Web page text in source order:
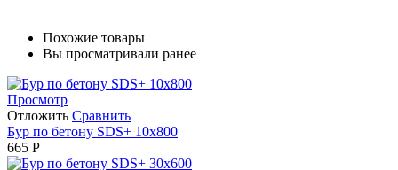
Похожие товары
Вы просматривали ранее
Просмотр
Отложить Сравнить
Бур по бетону SDS+ 10х800
665 Р